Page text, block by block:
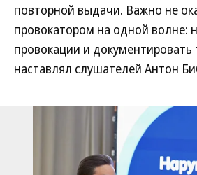
повторной выдачи. Важно не
провокатором на одной волне:
провокации и документировать
наставлял слушателей Антон